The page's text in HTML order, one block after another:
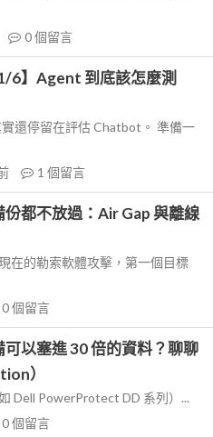
0個留言
6】Agent 到底該怎麼測
還停留在評估 Chatbot。 準備一
1 個留言
都不放過：Air Gap 與離線
在的勒索軟體攻擊，第一個目標
0個留言
以塞進 30 倍的資料？聊聊
）
Dell PowerProtect DD 系列）...
0個留言